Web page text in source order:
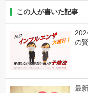
この人が書いた記事
の
最